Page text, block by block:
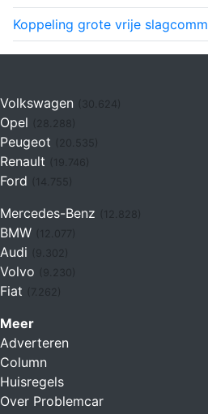
Koppeling grote vrije slag
Volkswagen (30.624)
Opel
Peugeot
Renault (19.746)
Ford (14.755)
Mercedes-Benz
BMW
Audi
Volvo
Fiat (7.262)
Meer
Adverteren
Column
Huisregels
Over Problemcar